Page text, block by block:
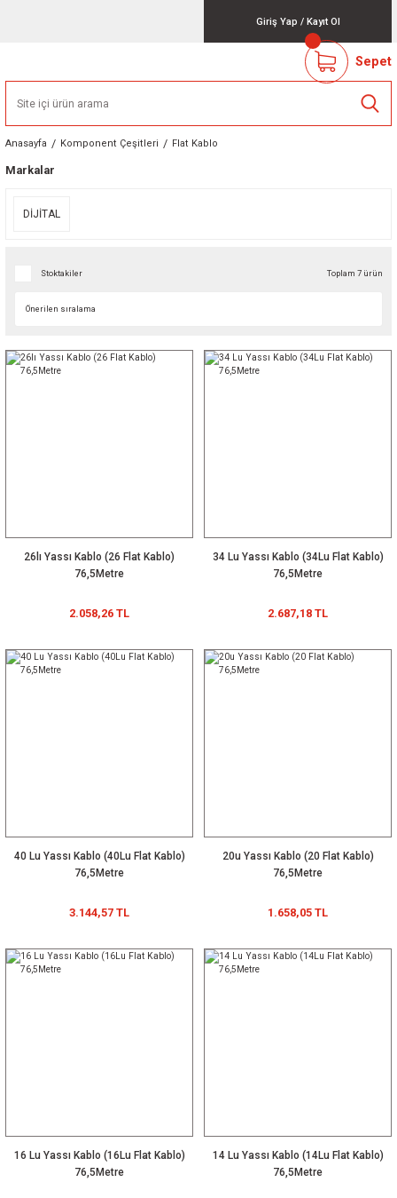
Giriş Yap / Kayıt Ol
Sepet
Anasayfa Komponent Çeşitleri Flat Kablo
Markalar
DİJİTAL
Stoktakiler Toplam 7 ürün
26lı Yassı Kablo (26 Flat Kablo)
76,5Metre
2.058,26 TL
34 Lu Yassı Kablo (34Lu Flat Kablo)
76,5Metre
2.687,18 TL
40 Lu Yassı Kablo (40Lu Flat Kablo)
76,5Metre
3.144,57 TL
20u Yassı Kablo (20 Flat Kablo)
76,5Metre
1.658,05 TL
16 Lu Yassı Kablo (16Lu Flat Kablo)
76,5Metre
14 Lu Yassı Kablo (14Lu Flat Kablo)
76,5Metre